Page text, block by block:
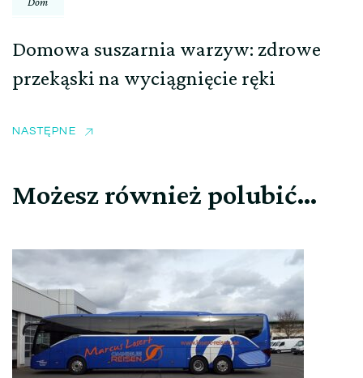
Domowa suszarnia warzyw: zdrowe
przekąski na wyciągnięcie ręki
NASTĘPNE
Możesz również polubić…